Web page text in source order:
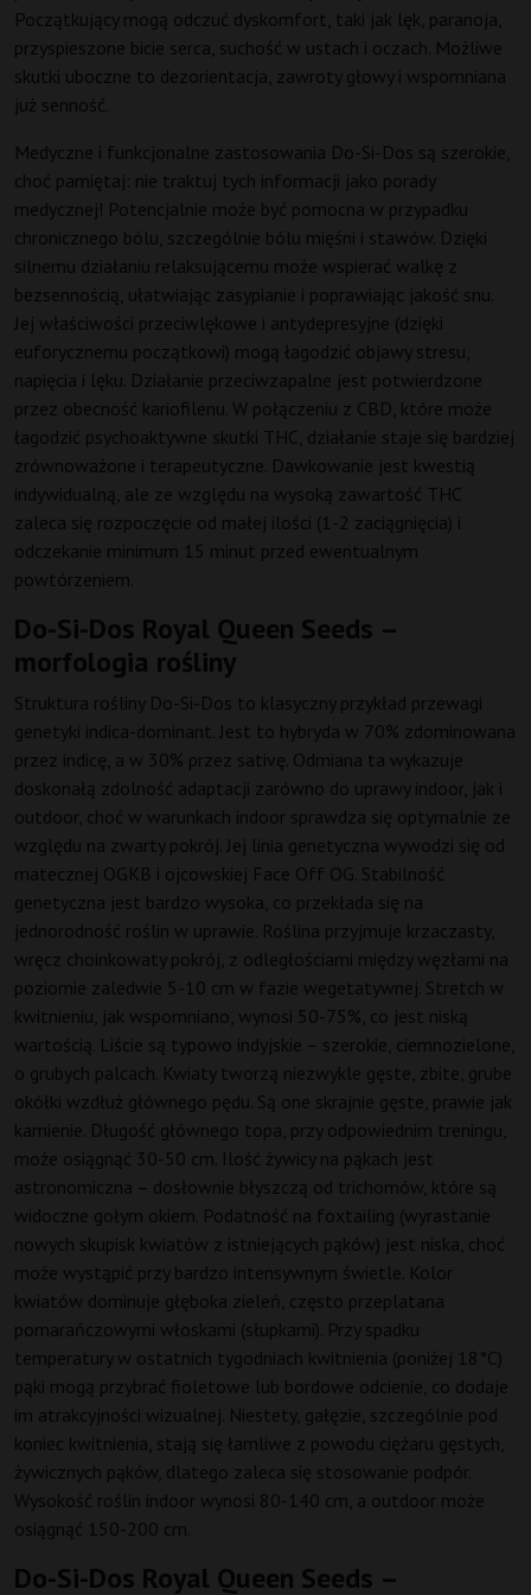
Początkujący mogą odczuć dyskomfort, taki jak lęk, paranoja,
przyspieszone bicie serca, suchość w ustach i oczach. Możliwe
skutki uboczne to dezorientacja, zawroty głowy i wspomniana
już senność.
Medyczne i funkcjonalne zastosowania Do-Si-Dos są szerokie,
choć pamiętaj: nie traktuj tych informacji jako porady
medycznej! Potencjalnie może być pomocna w przypadku
chronicznego bólu, szczególnie bólu mięśni i stawów. Dzięki
silnemu działaniu relaksującemu może wspierać walkę z
bezsennością, ułatwiając zasypianie i poprawiając jakość snu.
Jej właściwości przeciwlękowe i antydepresyjne (dzięki
euforycznemu początkowi) mogą łagodzić objawy stresu,
napięcia i lęku. Działanie przeciwzapalne jest potwierdzone
przez obecność kariofilenu. W połączeniu z CBD, które może
łagodzić psychoaktywne skutki THC, działanie staje się bardziej
zrównoważone i terapeutyczne. Dawkowanie jest kwestią
indywidualną, ale ze względu na wysoką zawartość THC
zaleca się rozpoczęcie od małej ilości (1-2 zaciągnięcia) i
odczekanie minimum 15 minut przed ewentualnym
powtórzeniem.
Do-Si-Dos Royal Queen Seeds –
morfologia rośliny
Struktura rośliny Do-Si-Dos to klasyczny przykład przewagi
genetyki indica-dominant. Jest to hybryda w 70% zdominowana
przez indicę, a w 30% przez sativę. Odmiana ta wykazuje
doskonałą zdolność adaptacji zarówno do uprawy indoor, jak i
outdoor, choć w warunkach indoor sprawdza się optymalnie ze
względu na zwarty pokrój. Jej linia genetyczna wywodzi się od
matecznej OGKB i ojcowskiej Face Off OG. Stabilność
genetyczna jest bardzo wysoka, co przekłada się na
jednorodność roślin w uprawie. Roślina przyjmuje krzaczasty,
wręcz choinkowaty pokrój, z odległościami między węzłami na
poziomie zaledwie 5-10 cm w fazie wegetatywnej. Stretch w
kwitnieniu, jak wspomniano, wynosi 50-75%, co jest niską
wartością. Liście są typowo indyjskie – szerokie, ciemnozielone,
o grubych palcach. Kwiaty tworzą niezwykle gęste, zbite, grube
okółki wzdłuż głównego pędu. Są one skrajnie gęste, prawie jak
kamienie. Długość głównego topa, przy odpowiednim treningu,
może osiągnąć 30-50 cm. Ilość żywicy na pąkach jest
astronomiczna – dosłownie błyszczą od trichomów, które są
widoczne gołym okiem. Podatność na foxtailing (wyrastanie
nowych skupisk kwiatów z istniejących pąków) jest niska, choć
może wystąpić przy bardzo intensywnym świetle. Kolor
kwiatów dominuje głęboka zieleń, często przeplatana
pomarańczowymi włoskami (słupkami). Przy spadku
temperatury w ostatnich tygodniach kwitnienia (poniżej 18°C)
pąki mogą przybrać fioletowe lub bordowe odcienie, co dodaje
im atrakcyjności wizualnej. Niestety, gałęzie, szczególnie pod
koniec kwitnienia, stają się łamliwe z powodu ciężaru gęstych,
żywicznych pąków, dlatego zaleca się stosowanie podpór.
Wysokość roślin indoor wynosi 80-140 cm, a outdoor może
osiągnąć 150-200 cm.
Do-Si-Dos Royal Queen Seeds –